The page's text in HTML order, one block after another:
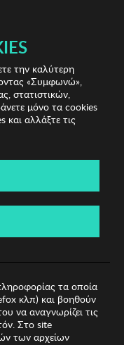
την καλύτερη
«Συμφωνώ»,
στατιστικών,
μόνο τα cookies
και αλλάξτε τις
τα οποία
κλπ) και βοηθούν
να αναγνωρίζει τις
Στο site
των αρχείων